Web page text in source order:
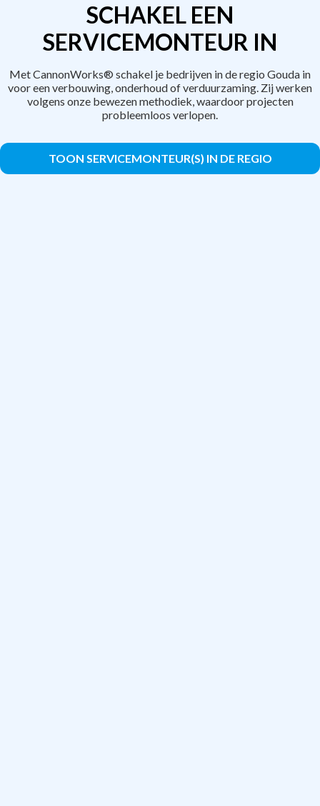
SCHAKEL EEN
SERVICEMONTEUR IN
Met CannonWorks® schakel je bedrijven in de regio Gouda in
voor een verbouwing, onderhoud of verduurzaming. Zij werken
volgens onze bewezen methodiek, waardoor projecten
probleemloos verlopen.
TOON SERVICEMONTEUR(S) IN DE REGIO